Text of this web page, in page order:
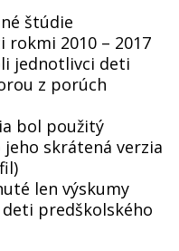
štúdie
rokmi 2010 – 2017
jednotlivci deti
z porúch
bol použitý
skrátená verzia
len výskumy
predškolského